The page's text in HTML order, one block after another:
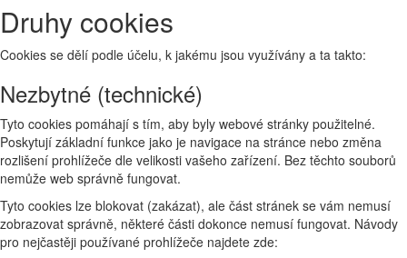
Druhy cookies
Cookies se dělí podle účelu, k jakému jsou využívány a ta takto:
Nezbytné (technické)
Tyto cookies pomáhají s tím, aby byly webové stránky použitelné.
Poskytují základní funkce jako je navigace na stránce nebo změna
rozlišení prohlížeče dle velikosti vašeho zařízení. Bez těchto souborů
nemůže web správně fungovat.
Tyto cookies lze blokovat (zakázat), ale část stránek se vám nemusí
zobrazovat správně, některé části dokonce nemusí fungovat. Návody
pro nejčastěji používané prohlížeče najdete zde: